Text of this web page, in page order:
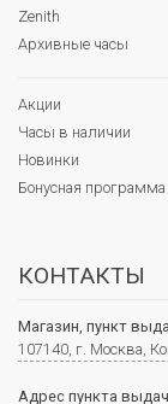
Zenith
Архивные часы
Акции
Часы в наличии
Новинки
Бонусная программа
КОНТАКТЫ
Магазин, пункт
107140, г. Москва,
Адрес пункта